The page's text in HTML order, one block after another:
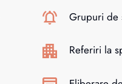
Grupuri de
Referiri la